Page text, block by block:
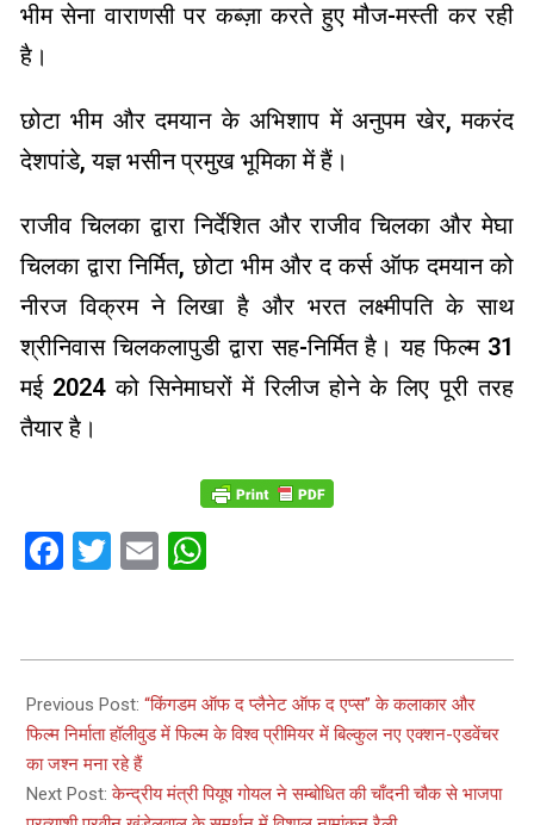
भीम सेना वाराणसी पर कब्ज़ा करते हुए मौज-मस्ती कर रही
है।
छोटा भीम और दमयान के अभिशाप में अनुपम खेर, मकरंद
देशपांडे, यज्ञ भसीन प्रमुख भूमिका में हैं।
राजीव चिलका द्वारा निर्देशित और राजीव चिलका और मेघा
चिलका द्वारा निर्मित, छोटा भीम और द कर्स ऑफ दमयान को
नीरज विक्रम ने लिखा है और भरत लक्ष्मीपति के साथ
श्रीनिवास चिलकलापुडी द्वारा सह-निर्मित है। यह फिल्म 31
मई 2024 को सिनेमाघरों में रिलीज होने के लिए पूरी तरह
तैयार है।
Facebook
Twitter
Email
05-
03
Previous Post: “किंगडम ऑफ द प्लैनेट ऑफ द एप्स” के कलाकार और
फिल्म निर्माता हॉलीवुड में फिल्म के विश्व प्रीमियर में बिल्कुल नए एक्शन-एडवेंचर
का जश्न मना रहे हैं
Next Post:केन्द्रीय मंत्री पियूष गोयल ने सम्बोधित की चाँदनी चौक से भाजपा